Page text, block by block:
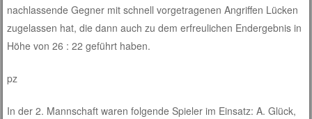
nachlassende Gegner mit schnell vorgetragenen Angriffen Lücken
zugelassen hat, die dann auch zu dem erfreulichen Endergebnis in
Höhe von 26 : 22 geführt haben.
pz
In der 2. Mannschaft waren folgende Spieler im Einsatz: A. Glück,